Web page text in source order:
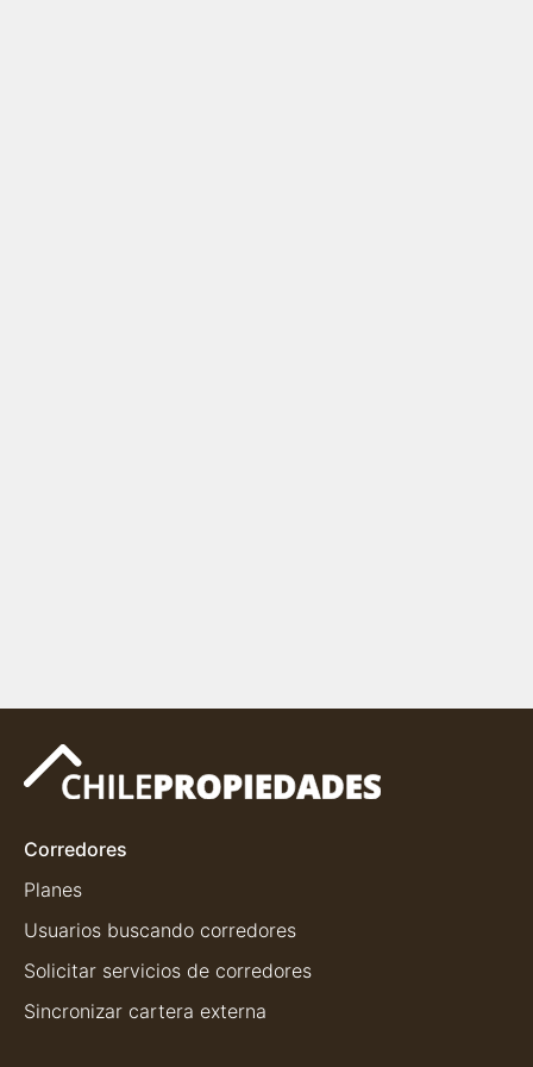
Corredores
Planes
Usuarios buscando corredores
Solicitar servicios de corredores
Sincronizar cartera externa